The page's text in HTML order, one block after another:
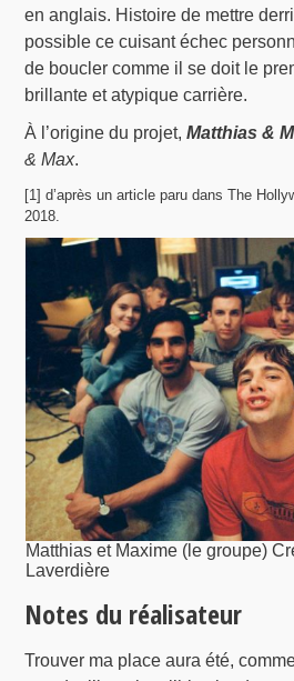
en anglais. Histoire de mettre
possible ce cuisant échec
de boucler comme il se doit le
brillante et atypique carrière.
À l’origine du projet,Matthias &
& Max.
[1] d’après un article paru dans The
2018.
Matthias et Maxime (le groupe)
Laverdière
Notes du réalisateur
Trouver ma place aura été,